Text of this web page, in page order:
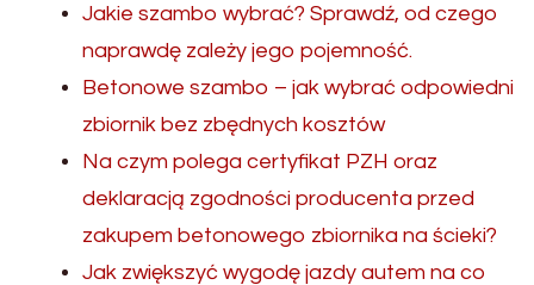
Jakie szambo wybrać? Sprawdź, od czego
naprawdę zależy jego pojemność.
Betonowe szambo – jak wybrać odpowiedni
zbiornik bez zbędnych kosztów
Na czym polega certyfikat PZH oraz
deklaracją zgodności producenta przed
zakupem betonowego zbiornika na ścieki?
Jak zwiększyć wygodę jazdy autem na co